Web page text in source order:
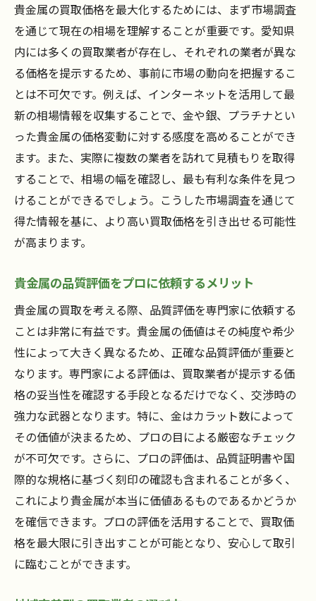
ド徹底分析
愛知県における貴金属市場の最新動向
地元経済と貴金属市場の関係性を探る
貴金属トレンドが買取価格に与える影響
愛知県のエキスパートから学ぶ価格交渉テ
クニック
地域別の買取価格変動要因を解説
今後の市場予測とトレンドへの対応策
貴金属買取で損をしないための愛知県選びのポ
イント
信頼できる買取業者を見極めるチェックリ
愛知県での安全な買取取引の進め方
業者の査定基準を事前に理解する重要性
買取契約時の注意点とその対策
愛知県での買取法令と規制について
愛知県で貴金属の最適な売却タイミングを見極
める方法
相場のピークを把握するための指標
貴金属の季節による価格変動を予測する
経済ニュースから売却のタイミングを判断
する
プロのアドバイスを活用した売却プラン
貴金属の買取価格を最大化するためには、まず市場調査
を通じて現在の相場を理解することが重要です。愛知県
内には多くの買取業者が存在し、それぞれの業者が異な
る価格を提示するため、事前に市場の動向を把握するこ
とは不可欠です。例えば、インターネットを活用して最
新の相場情報を収集することで、金や銀、プラチナとい
った貴金属の価格変動に対する感度を高めることができ
ます。また、実際に複数の業者を訪れて見積もりを取得
することで、相場の幅を確認し、最も有利な条件を見つ
けることができるでしょう。こうした市場調査を通じて
得た情報を基に、より高い買取価格を引き出せる可能性
が高まります。
貴金属の品質評価をプロに依頼するメリット
貴金属の買取を考える際、品質評価を専門家に依頼する
ことは非常に有益です。貴金属の価値はその純度や希少
性によって大きく異なるため、正確な品質評価が重要と
なります。専門家による評価は、買取業者が提示する価
格の妥当性を確認する手段となるだけでなく、交渉時の
強力な武器となります。特に、金はカラット数によって
その価値が決まるため、プロの目による厳密なチェック
が不可欠です。さらに、プロの評価は、品質証明書や国
際的な規格に基づく刻印の確認も含まれることが多く、
これにより貴金属が本当に価値あるものであるかどうか
を確信できます。プロの評価を活用することで、買取価
格を最大限に引き出すことが可能となり、安心して取引
に臨むことができます。